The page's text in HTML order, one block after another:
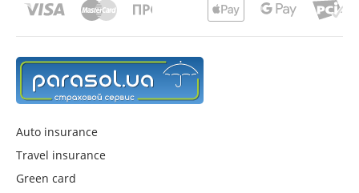
Auto insurance
Travel insurance
Green card